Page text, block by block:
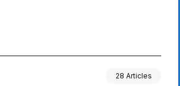
28 Articles